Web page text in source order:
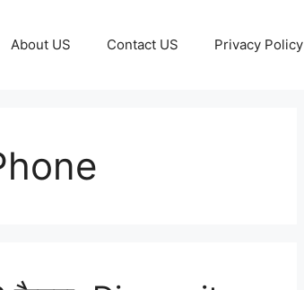
About US Contact US Privacy Policy